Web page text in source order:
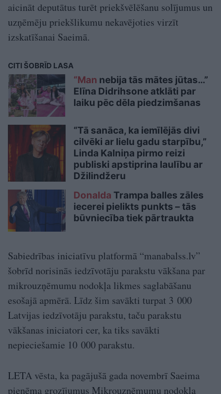
aicināt deputātus turēt priekšvēlēšanu solījumus un
uzņēmēju priekšlikumu nekavējoties virzīt
izskatīšanai Saeimā.
CITI ŠOBRĪD LASA
“Man nebija tās mātes jūtas…”
Elīna Didrihsone atklāti par
laiku pēc dēla piedzimšanas
“Tā sanāca, ka iemīlējās divi
cilvēki ar lielu gadu starpību,”
Linda Kalniņa pirmo reizi
publiski apstiprina laulību ar
Džilindžeru
Donalda Trampa balles zāles
iecerei pielikts punkts – tās
būvniecība tiek pārtraukta
Sabiedrības iniciatīvu platformā “manabalss.lv”
šobrīd norisinās iedzīvotāju parakstu vākšana par
mikrouzņēmumu nodokļa likmes saglabāšanu
esošajā apmērā. Līdz šim savākti turpat 3 000
Latvijas iedzīvotāju parakstu, taču parakstu
vākšanas iniciatori cer, ka tiks savākti
nepieciešamie 10 000 parakstu.
LETA vēsta, ka pagājušā gada novembrī Saeima
pieņēma grozījumus Mikrouzņēmumu nodokļa